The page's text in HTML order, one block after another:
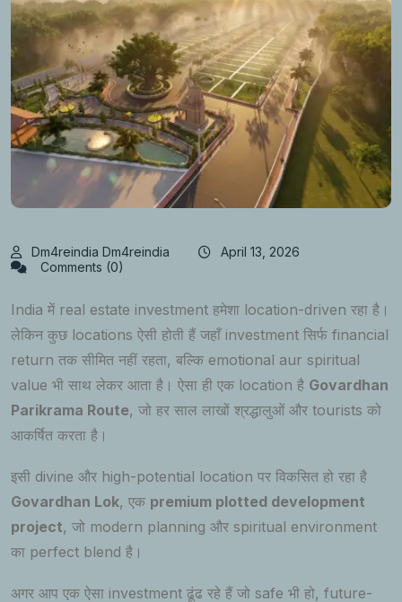
Dm4reindia Dm4reindia
April 13, 2026
Comments (0)
India में real estate investment हमेशा location-driven रहा है।
लेकिन कुछ locations ऐसी होती हैं जहाँ investment सिर्फ financial
return तक सीमित नहीं रहता, बल्कि emotional aur spiritual
value भी साथ लेकर आता है। ऐसा ही एक location है Govardhan
Parikrama Route, जो हर साल लाखों श्रद्धालुओं और tourists को
आकर्षित करता है।
इसी divine और high-potential location पर विकसित हो रहा है
Govardhan Lok, एक premium plotted development
project, जो modern planning और spiritual environment
का perfect blend है।
अगर आप एक ऐसा investment ढूंढ रहे हैं जो safe भी हो, future-